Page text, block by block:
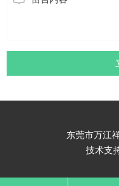
东莞市万江
技术支